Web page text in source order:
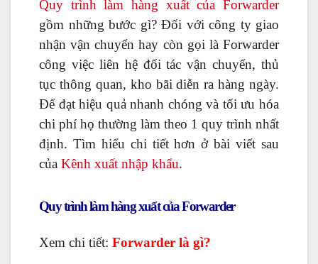
Quy trình làm hàng xuất của Forwarder
gồm những bước gì? Đối với công ty giao
nhận vận chuyển hay còn gọi là Forwarder
công việc liên hệ đối tác vận chuyển, thủ
tục thông quan, kho bãi diễn ra hàng ngày.
Để đạt hiệu quả nhanh chóng và tối ưu hóa
chi phí họ thường làm theo 1 quy trình nhất
định. Tìm hiểu chi tiết hơn ở bài viết sau
của Kênh xuất nhập khẩu.
Quy trình làm hàng xuất của Forwarder
Xem chi tiết: Forwarder là gì?